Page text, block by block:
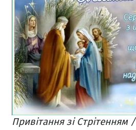
Привітання зі Стрітенням /